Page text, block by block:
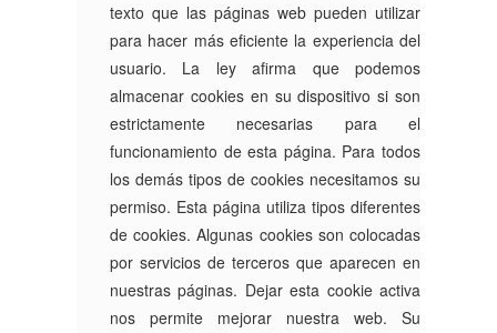
texto que las páginas web pueden utilizar
para hacer más eficiente la experiencia del
usuario. La ley afirma que podemos
almacenar cookies en su dispositivo si son
estrictamente necesarias para el
funcionamiento de esta página. Para todos
los demás tipos de cookies necesitamos su
permiso. Esta página utiliza tipos diferentes
de cookies. Algunas cookies son colocadas
por servicios de terceros que aparecen en
nuestras páginas. Dejar esta cookie activa
nos permite mejorar nuestra web. Su